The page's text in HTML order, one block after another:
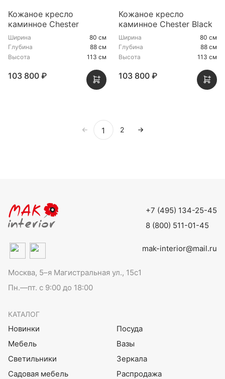
Кожаное кресло
каминное Chester
Leather
Ширина
80 см
Глубина
88 см
Высота
113 см
103 800 ₽
Кожаное кресло
каминное Chester Black
Leather
Ширина
80 см
Глубина
88 см
Высота
113 см
103 800 ₽
1 2
+7 (495) 134-25-45
8 (800) 511-01-45
mak-interior@mail.ru
Москва, 5–я Магистральная ул., 15с1
Пн.—пт. с 9:00 до 18:00
КАТАЛОГ
Новинки
Мебель
Светильники
Садовая мебель
Посуда
Вазы
Зеркала
Распродажа